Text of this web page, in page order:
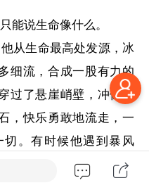
能说生命像什么。
从生命最高处发源，冰
细流，合成一股有力的
过了悬崖峭壁，冲倒了
，快乐勇敢地流走，一
。有时候他遇到暴风
晴，只加给他许多新生